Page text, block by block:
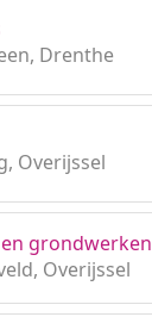
Drenthe
Overijssel
grondwerken
Overijssel